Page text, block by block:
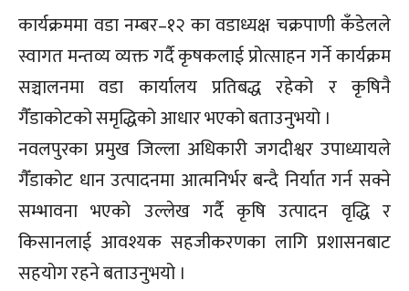
कार्यक्रममा वडा नम्बर–१२ का वडाध्यक्ष चक्रपाणी कँडेलले
स्वागत मन्तव्य व्यक्त गर्दै कृषकलाई प्रोत्साहन गर्ने कार्यक्रम
सञ्चालनमा वडा कार्यालय प्रतिबद्ध रहेको र कृषिनै
गैँडाकोटको समृद्धिको आधार भएको बताउनुभयो ।
नवलपुरका प्रमुख जिल्ला अधिकारी जगदीश्वर उपाध्यायले
गैँडाकोट धान उत्पादनमा आत्मनिर्भर बन्दै निर्यात गर्न सक्ने
सम्भावना भएको उल्लेख गर्दै कृषि उत्पादन वृद्धि र
किसानलाई आवश्यक सहजीकरणका लागि प्रशासनबाट
सहयोग रहने बताउनुभयो ।